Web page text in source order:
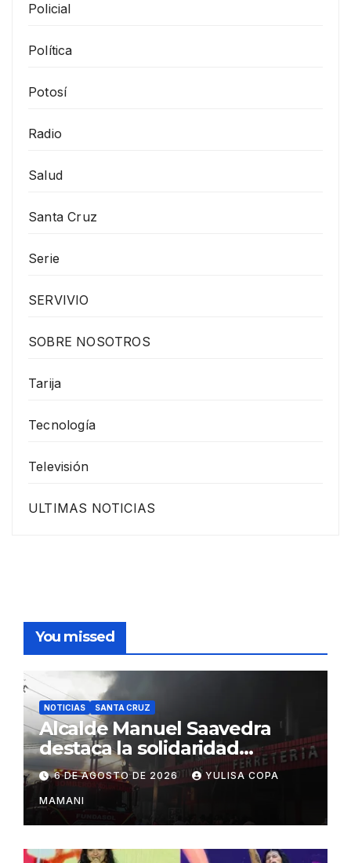
Policial
Política
Potosí
Radio
Salud
Santa Cruz
Serie
SERVIVIO
SOBRE NOSOTROS
Tarija
Tecnología
Televisión
ULTIMAS NOTICIAS
You missed
NOTICIAS SANTA CRUZ
Alcalde Manuel Saavedra
destaca la solidaridad
durante la emergencia en
Barrio Lindo
6 DE AGOSTO DE 2026 YULISA COPA
MAMANI